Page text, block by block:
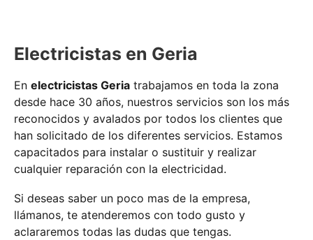
Electricistas en Geria
En electricistas Geria trabajamos en toda la zona
desde hace 30 años, nuestros servicios son los más
reconocidos y avalados por todos los clientes que
han solicitado de los diferentes servicios. Estamos
capacitados para instalar o sustituir y realizar
cualquier reparación con la electricidad.
Si deseas saber un poco mas de la empresa,
llámanos, te atenderemos con todo gusto y
aclararemos todas las dudas que tengas.